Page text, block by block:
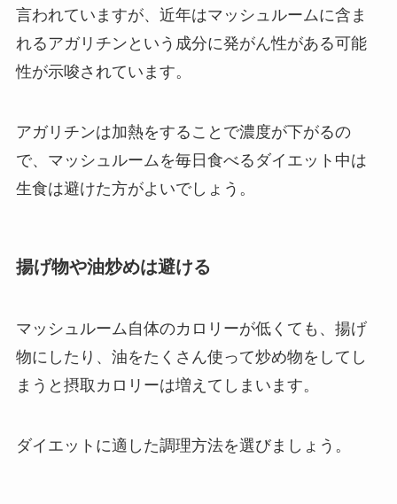
言われていますが、近年はマッシュルームに含ま
れるアガリチンという成分に発がん性がある可能
性が示唆されています。
アガリチンは加熱をすることで濃度が下がるの
で、マッシュルームを毎日食べるダイエット中は
生食は避けた方がよいでしょう。
揚げ物や油炒めは避ける
マッシュルーム自体のカロリーが低くても、揚げ
物にしたり、油をたくさん使って炒め物をしてし
まうと摂取カロリーは増えてしまいます。
ダイエットに適した調理方法を選びましょう。